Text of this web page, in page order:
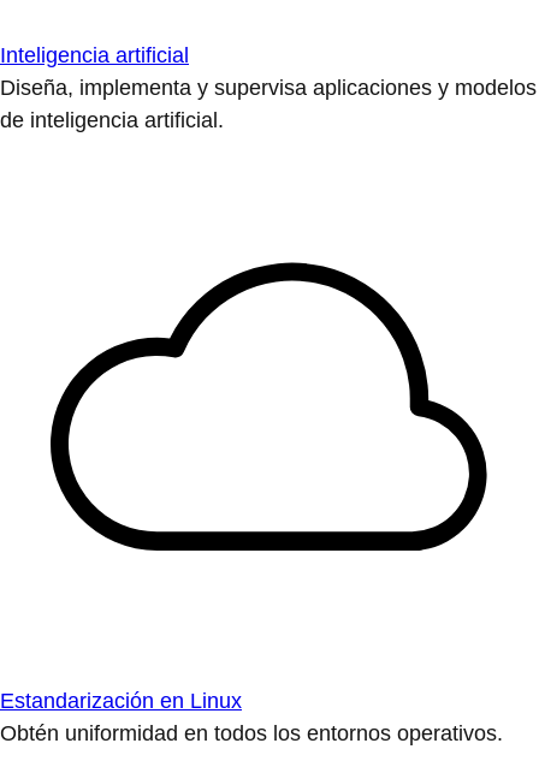
Inteligencia artificial
Diseña, implementa y supervisa aplicaciones y modelos
de inteligencia artificial.
Estandarización en Linux
Obtén uniformidad en todos los entornos operativos.